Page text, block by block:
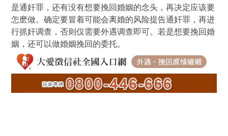
是通奸罪，还有没有想要挽回婚姻的念头，再决定应该要
怎麽做。确定要冒着可能会离婚的风险提告通奸罪，再进
行抓奸调查，否则仅需要外遇调查即可。若是想要挽回婚
姻，还可以做婚姻挽回的委托。